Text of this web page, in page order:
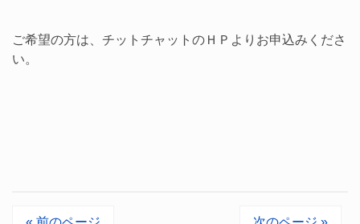
ご希望の方は、チットチャットのＨＰよりお申込みくださ
い。